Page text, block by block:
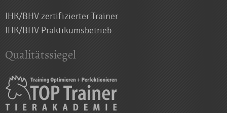
IHK/BHV zertifizierter Trainer
IHK/BHV Praktikumsbetrieb
Qualitätssiegel